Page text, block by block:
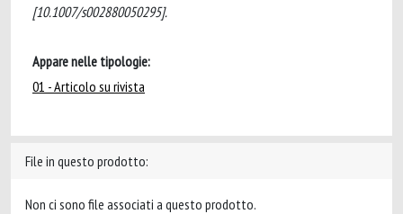
[10.1007/s002880050295].
Appare nelle tipologie:
01 - Articolo su rivista
File in questo prodotto:
Non ci sono file associati a questo prodotto.